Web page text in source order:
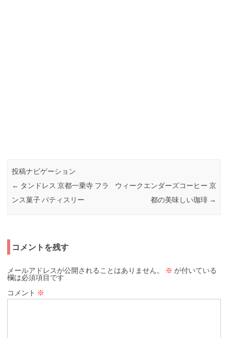
投稿ナビゲーション
← タンドレス 京都一乗寺 フラ
ンス菓子 パティスリー
ウィークエンダーズコーヒー 京
都の美味しい珈琲 →
コメントを残す
メールアドレスが公開されることはありません。 ※ が付いている
欄は必須項目です
コメント ※